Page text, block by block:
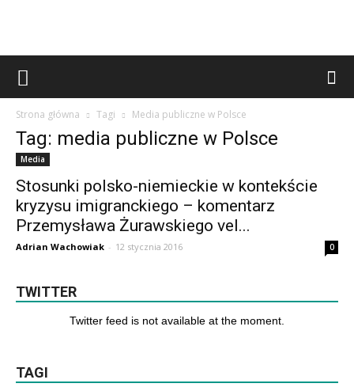
Strona główna Tagi Media publiczne w Polsce
Tag: media publiczne w Polsce
Media
Stosunki polsko-niemieckie w kontekście
kryzysu imigranckiego – komentarz
Przemysława Żurawskiego vel...
Adrian Wachowiak - 12 stycznia 2016 0
TWITTER
Twitter feed is not available at the moment.
TAGI